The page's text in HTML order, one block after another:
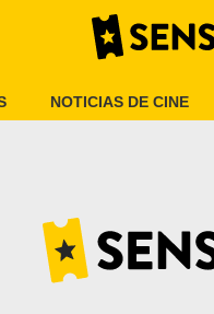
NOTICIAS DE CINE